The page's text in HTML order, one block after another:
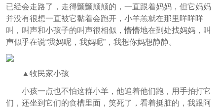
已经会走路了，走得颤颤颠颠的，一直跟着妈妈，但它妈妈
并没有很想一直被它黏着会跑开，小羊羔就在那里咩咩咩
叫，叫声和小孩子的叫声很相似，懵懵地在到处找妈妈，叫
声似乎在说“我妈呢，我妈呢”，我想你妈想静静。
▲牧民家小孩
小孩一点也不怕这群小羊，他追着他们跑，用手拍打它
们，还坐到它们的食槽里面，笑死了，看着挺脏的，我跟阿